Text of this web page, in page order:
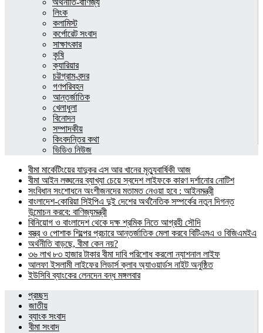
অর্থনীতি-বাণিজ্য
লিংক
কলামিস্ট
কর্পোরেট সংবাদ
সাক্ষাৎকার
কৃষি
ক্যারিয়ার
চট্টগ্রাম-বন্দর
গণপরিবহন
আন্তর্জাতিক
খেলাধুলা
বিনোদন
সম্পাদকীয়
কিংবদন্তির কথা
ভিডিও নিউজ
বীমা মার্কেটিংয়ের যাদুকর এস আর খানের মৃত্যুবার্ষিকী আজ
বীমা আইন লঙ্ঘনের ব্যাখ্যা চেয়ে স্বদেশ লাইফকে কারণ দর্শানোর নোটিশ
সংবিধান সংশোধনে অংশীজনদের মতামত নেওয়া হবে : আইনমন্ত্রী
বাংলাদেশ-কোরিয়া সিইপিএ দুই দেশের অর্থনৈতিক সম্পর্কের নতুন দিগন্ত
উন্মোচন করবে: বাণিজ্যমন্ত্রী
বিনিয়োগ ও বাংলাদেশ থেকে দক্ষ শ্রমিক নিতে আগ্রহী সৌদি
বস্ত্র ও পোশাক শিল্পের প্রচারে আন্তর্জাতিক মেলা করবে বিটিএমএ ও বিজিএমইএ
অর্থনীতি বাড়ছে, বীমা কেন নয়?
৩৬ লাখ ৮৩ হাজার টাকার বীমা দাবি পরিশোধ করলো ন্যাশনাল লাইফ
আলফা ইসলামী লাইফের লিডার্স ক্লাব অ্যাওয়ার্ডস নাইট অনুষ্ঠিত
ইউসিবি ব্যাংকের লেনদেন বন্ধ মঙ্গলবার
প্রচ্ছদ
জাতীয়
ব্যাংক সংবাদ
বীমা সংবাদ